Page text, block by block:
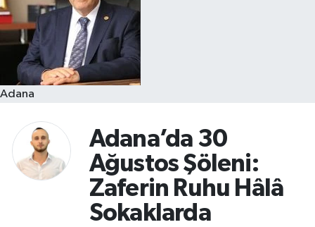
Adana
Adana’da 30
Ağustos Şöleni:
Zaferin Ruhu Hâlâ
Sokaklarda
Resmi İlanlar